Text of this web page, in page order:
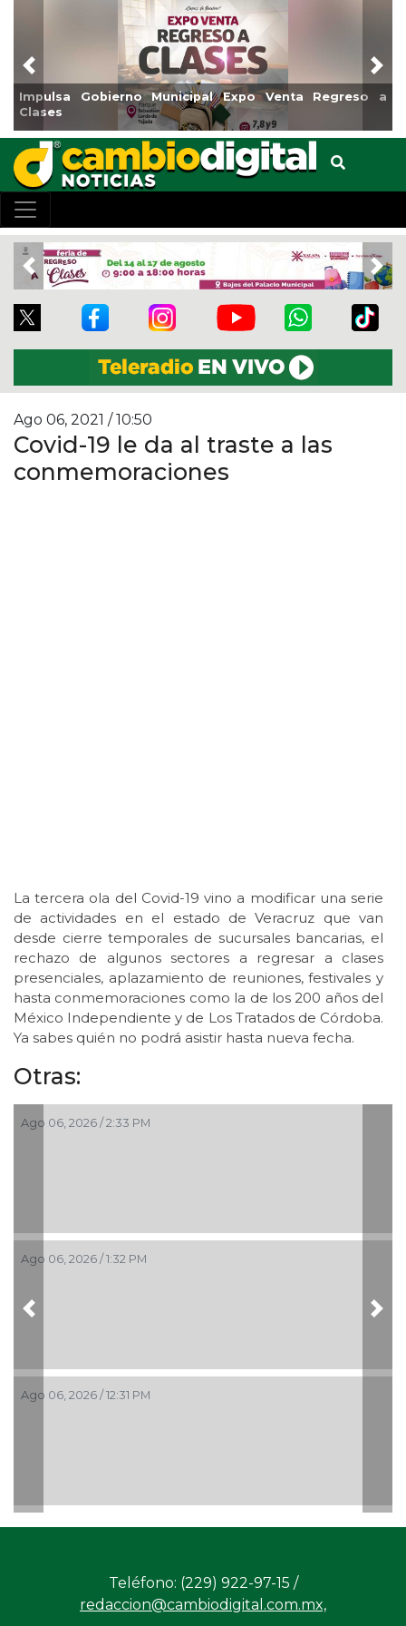
Impulsa Gobierno Municipal Expo Venta Regreso a
Clases
Previous
Previous
Ago 06, 2021 / 10:50
Covid-19 le da al traste a las
conmemoraciones
La tercera ola del Covid-19 vino a modificar una serie
de actividades en el estado de Veracruz que van
desde cierre temporales de sucursales bancarias, el
rechazo de algunos sectores a regresar a clases
presenciales, aplazamiento de reuniones, festivales y
hasta conmemoraciones como la de los 200 años del
México Independiente y de Los Tratados de Córdoba.
Ya sabes quién no podrá asistir hasta nueva fecha.
Otras:
Ago 06, 2026 / 2:33 PM
Ago 06, 2026 / 1:32 PM
Ago 06, 2026 / 12:31 PM
Previous
Teléfono: (229) 922-97-15 /
redaccion@cambiodigital.com.mx,